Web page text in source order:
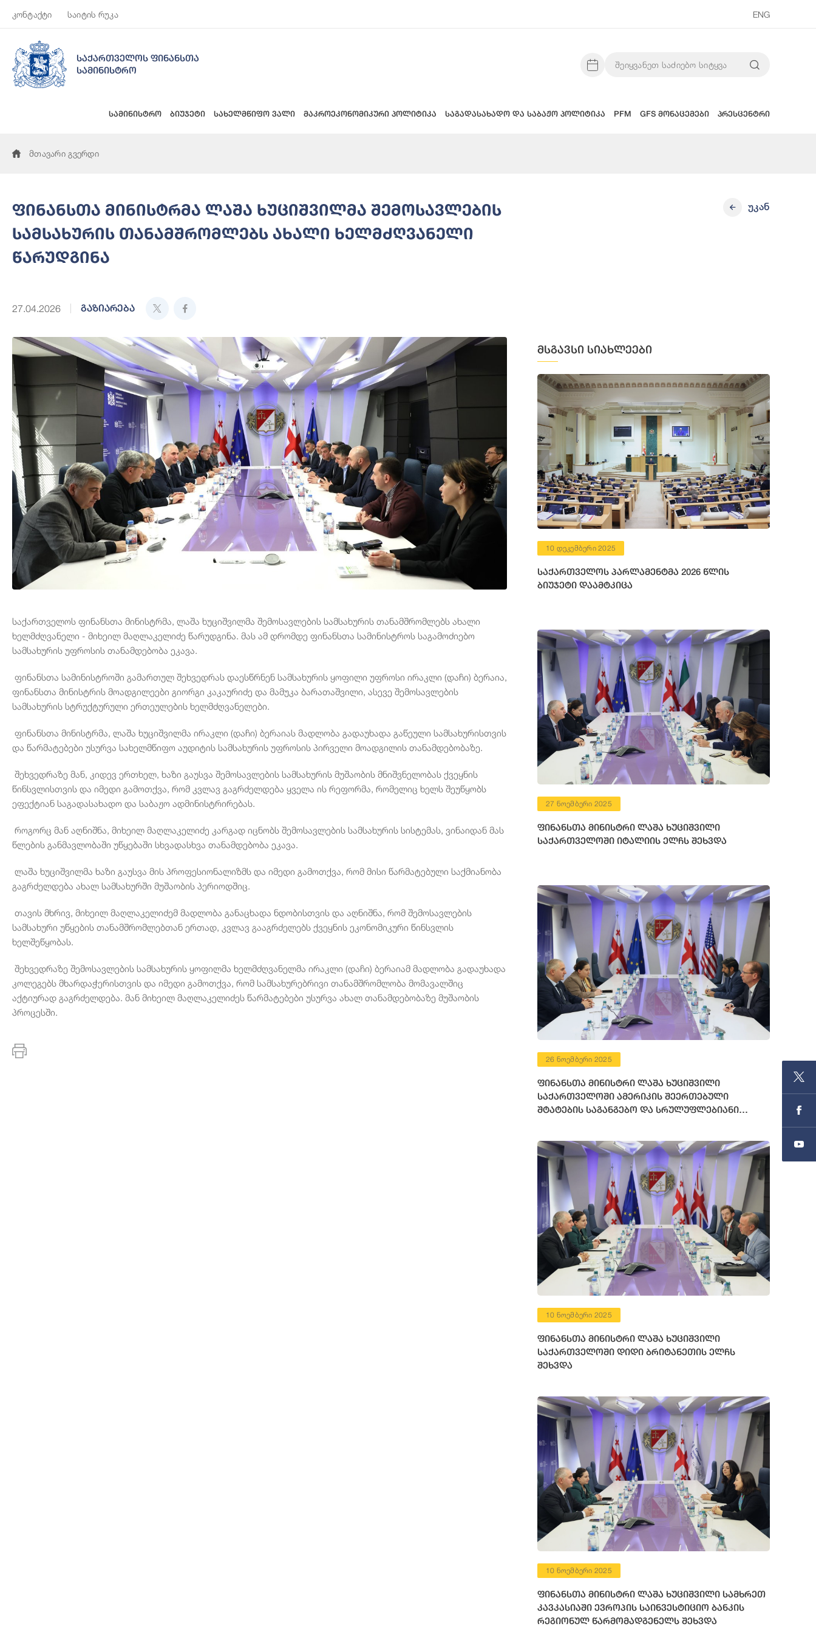
კონტაქტი საიტის რუკა ENG
საქართველოს ფინანსთა
სამინისტრო
სამინისტრო ბიუჯეტი სახელმწიფო ვალი მაკროეკონომიკური პოლიტიკა საგადასახადო და საბაჟო პოლიტიკა PFM GFS მონაცემები პრესცენტრი
მთავარი გვერდი
ფინანსთა მინისტრმა ლაშა ხუციშვილმა შემოსავლების
სამსახურის თანამშრომლებს ახალი ხელმძღვანელი
წარუდგინა
27.04.2026 გაზიარება
უკან
საქართველოს ფინანსთა მინისტრმა, ლაშა ხუციშვილმა შემოსავლების სამსახურის თანამშრომლებს ახალი
ხელმძღვანელი - მიხეილ მაღლაკელიძე წარუდგინა. მას ამ დრომდე ფინანსთა სამინისტროს საგამოძიებო
სამსახურის უფროსის თანამდებობა ეკავა.
ფინანსთა სამინისტროში გამართულ შეხვედრას დაესწრნენ სამსახურის ყოფილი უფროსი ირაკლი (დაჩი) ბერაია,
ფინანსთა მინისტრის მოადგილეები გიორგი კაკაურიძე და მამუკა ბარათაშვილი, ასევე შემოსავლების
სამსახურის სტრუქტურული ერთეულების ხელმძღვანელები.
ფინანსთა მინისტრმა, ლაშა ხუციშვილმა ირაკლი (დაჩი) ბერაიას მადლობა გადაუხადა გაწეული სამსახურისთვის
და წარმატებები უსურვა სახელმწიფო აუდიტის სამსახურის უფროსის პირველი მოადგილის თანამდებობაზე.
შეხვედრაზე მან, კიდევ ერთხელ, ხაზი გაუსვა შემოსავლების სამსახურის მუშაობის მნიშვნელობას ქვეყნის
წინსვლისთვის და იმედი გამოთქვა, რომ კვლავ გაგრძელდება ყველა ის რეფორმა, რომელიც ხელს შეუწყობს
ეფექტიან საგადასახადო და საბაჟო ადმინისტრირებას.
როგორც მან აღნიშნა, მიხეილ მაღლაკელიძე კარგად იცნობს შემოსავლების სამსახურის სისტემას, ვინაიდან მას
წლების განმავლობაში უწყებაში სხვადასხვა თანამდებობა ეკავა.
ლაშა ხუციშვილმა ხაზი გაუსვა მის პროფესიონალიზმს და იმედი გამოთქვა, რომ მისი წარმატებული საქმიანობა
გაგრძელდება ახალ სამსახურში მუშაობის პერიოდშიც.
თავის მხრივ, მიხეილ მაღლაკელიძემ მადლობა განაცხადა ნდობისთვის და აღნიშნა, რომ შემოსავლების
სამსახური უწყების თანამშრომლებთან ერთად, კვლავ გააგრძელებს ქვეყნის ეკონომიკური წინსვლის
ხელშეწყობას.
შეხვედრაზე შემოსავლების სამსახურის ყოფილმა ხელმძღვანელმა ირაკლი (დაჩი) ბერაიამ მადლობა გადაუხადა
კოლეგებს მხარდაჭერისთვის და იმედი გამოთქვა, რომ სამსახურებრივი თანამშრომლობა მომავალშიც
აქტიურად გაგრძელდება. მან მიხეილ მაღლაკელიძეს წარმატებები უსურვა ახალ თანამდებობაზე მუშაობის
პროცესში.
მსგავსი სიახლეები
10 დეკემბერი 2025
საქართველოს პარლამენტმა 2026 წლის
ბიუჯეტი დაამტკიცა
27 ნოემბერი 2025
ფინანსთა მინისტრი ლაშა ხუციშვილი
საქართველოში იტალიის ელჩს შეხვდა
26 ნოემბერი 2025
ფინანსთა მინისტრი ლაშა ხუციშვილი
საქართველოში ამერიკის შეერთებული
შტატების საგანგებო და სრულუფლებიანი
10 ნოემბერი 2025
ფინანსთა მინისტრი ლაშა ხუციშვილი
საქართველოში დიდი ბრიტანეთის ელჩს
შეხვდა
10 ნოემბერი 2025
ფინანსთა მინისტრი ლაშა ხუციშვილი სამხრეთ
კავკასიაში ევროპის საინვესტიციო ბანკის
რეგიონულ წარმომადგენელს შეხვდა